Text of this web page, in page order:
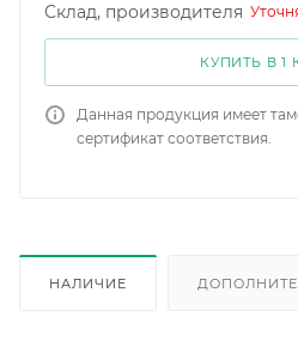
Склад, производителя
КУПИТЬ В 1
Данная продукция имеет
сертификат соответствия.
НАЛИЧИЕ